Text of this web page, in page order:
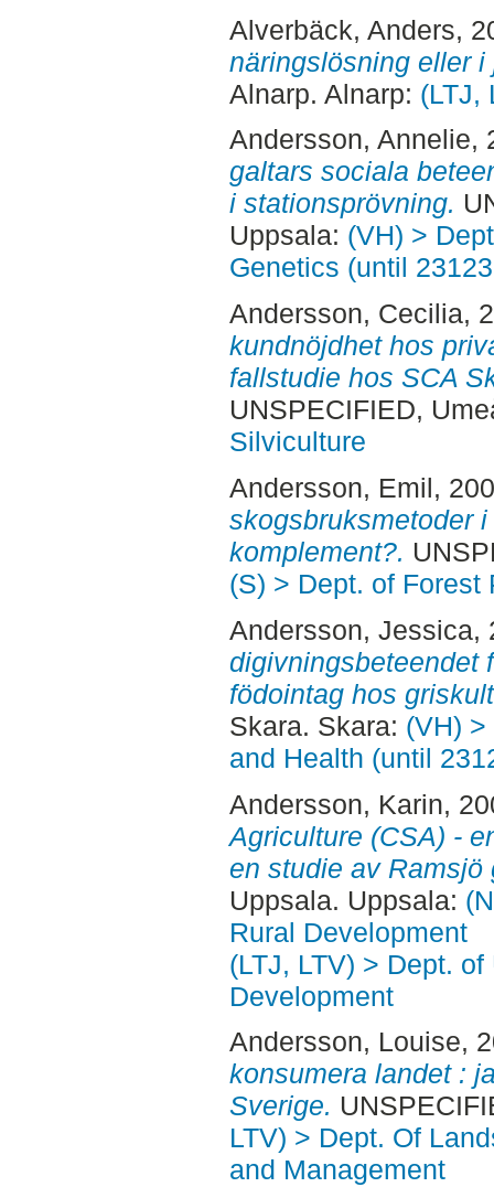
Alverbäck, Anders,
näringslösning eller i
Alnarp. Alnarp: (LTJ,
Andersson, Annelie,
galtars sociala
i stationsprövning.
Uppsala: (VH) >
Genetics (until
Andersson, Cecilia,
kundnöjdhet hos
fallstudie hos SCA
UNSPECIFIED,
Silviculture
Andersson, Emil,
skogsbruksmetoder
komplement?.
(S) > Dept. of Forest
Andersson, Jessica,
digivningsbeteendet
födointag hos
Skara. Skara: (VH)
and Health (until
Andersson, Karin,
Agriculture (CSA) -
en studie av Ramsjö
Uppsala. Uppsala:
Rural Development
(LTJ, LTV) > Dept.
Development
Andersson, Louise,
konsumera landet :
Sverige.
LTV) > Dept. Of
and Management